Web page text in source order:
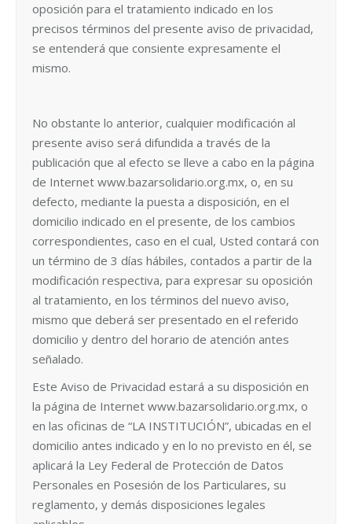
oposición para el tratamiento indicado en los
precisos términos del presente aviso de privacidad,
se entenderá que consiente expresamente el
mismo.
No obstante lo anterior, cualquier modificación al
presente aviso será difundida a través de la
publicación que al efecto se lleve a cabo en la página
de Internet www.bazarsolidario.org.mx, o, en su
defecto, mediante la puesta a disposición, en el
domicilio indicado en el presente, de los cambios
correspondientes, caso en el cual, Usted contará con
un término de 3 días hábiles, contados a partir de la
modificación respectiva, para expresar su oposición
al tratamiento, en los términos del nuevo aviso,
mismo que deberá ser presentado en el referido
domicilio y dentro del horario de atención antes
señalado.
Este Aviso de Privacidad estará a su disposición en
la página de Internet www.bazarsolidario.org.mx, o
en las oficinas de “LA INSTITUCIÓN”, ubicadas en el
domicilio antes indicado y en lo no previsto en él, se
aplicará la Ley Federal de Protección de Datos
Personales en Posesión de los Particulares, su
reglamento, y demás disposiciones legales